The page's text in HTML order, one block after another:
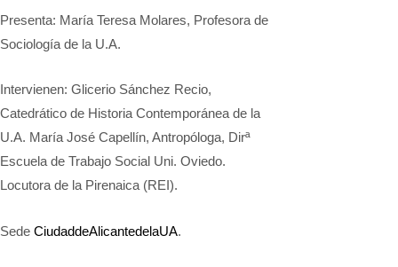
Presenta: María Teresa Molares, Profesora de
Sociología de la U.A.
Intervienen: Glicerio Sánchez Recio,
Catedrático de Historia Contemporánea de la
U.A. María José Capellín, Antropóloga, Dirª
Escuela de Trabajo Social Uni. Oviedo.
Locutora de la Pirenaica (REI).
Sede CiudaddeAlicantedelaUA.